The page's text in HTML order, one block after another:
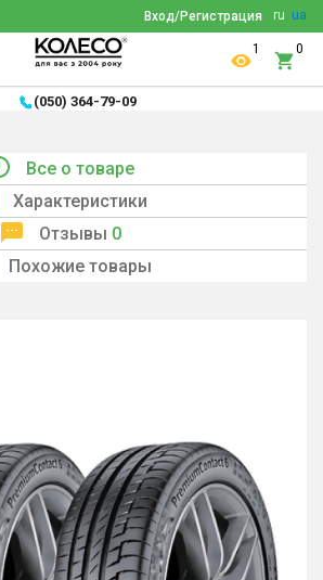
ru ua
Вход/Регистрация
1 0
(050) 364-79-09
Все о товаре
Характеристики
Отзывы 0
Похожие товары